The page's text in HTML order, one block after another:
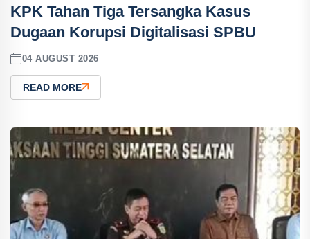
KPK Tahan Tiga Tersangka Kasus
Dugaan Korupsi Digitalisasi SPBU
04 AUGUST 2026
READ MORE